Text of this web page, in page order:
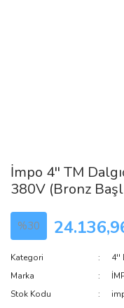
İmpo 4'' TM
380V (Bronz
%30
Kategori
4''
Marka
Stok Kodu